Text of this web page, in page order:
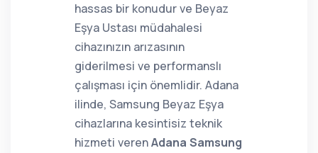
hassas bir konudur ve Beyaz
Eşya Ustası müdahalesi
cihazınızın arızasının
giderilmesi ve performanslı
çalışması için önemlidir. Adana
ilinde, Samsung Beyaz Eşya
cihazlarına kesintisiz teknik
hizmeti verenAdana Samsung